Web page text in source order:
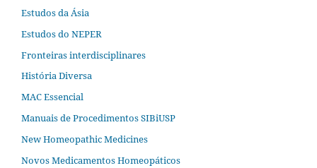
Estudos da Ásia​
Estudos do NEPER
Fronteiras interdisciplinares
História Diversa
MAC Essencial
Manuais de Procedimentos SIBiUSP
New Homeopathic Medicines
Novos Medicamentos Homeopáticos